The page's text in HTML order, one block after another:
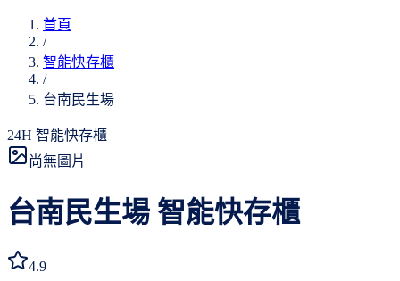
首頁
/
智能快存櫃
/
台南民生場
24H 智能快存櫃
尚無圖片
台南民生場 智能快存櫃
4.9